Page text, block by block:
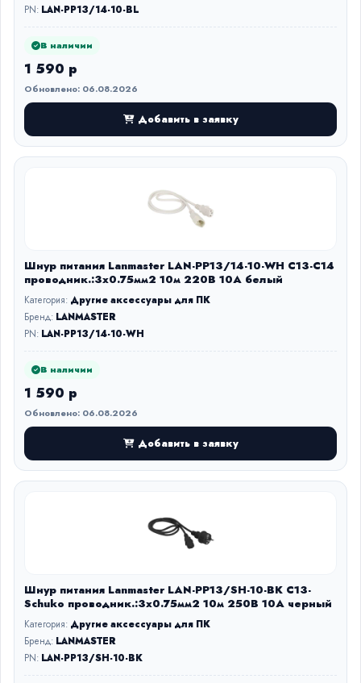
PN: LAN-PP13/14-10-BL
В наличии
1 590 р
Обновлено: 06.08.2026
Добавить в заявку
Шнур питания Lanmaster LAN-PP13/14-10-WH C13-С14
проводник.:3x0.75мм2 10м 220В 10А белый
Категория: Другие аксессуары для ПК
Бренд: LANMASTER
PN: LAN-PP13/14-10-WH
В наличии
1 590 р
Обновлено: 06.08.2026
Добавить в заявку
Шнур питания Lanmaster LAN-PP13/SH-10-BK C13-
Schuko проводник.:3x0.75мм2 10м 250В 10А черный
Категория: Другие аксессуары для ПК
Бренд: LANMASTER
PN: LAN-PP13/SH-10-BK